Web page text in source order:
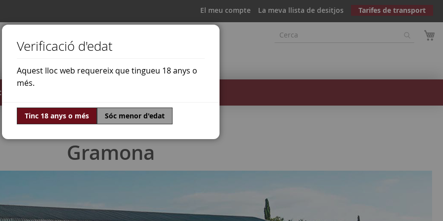
El meu compte La meva llista de desitjos Tarifes de transport
Gramona
Verificació d'edat
Aquest lloc web requereix que tingueu 18 anys o
més.
Tinc 18 anys o més Sóc menor d'edat